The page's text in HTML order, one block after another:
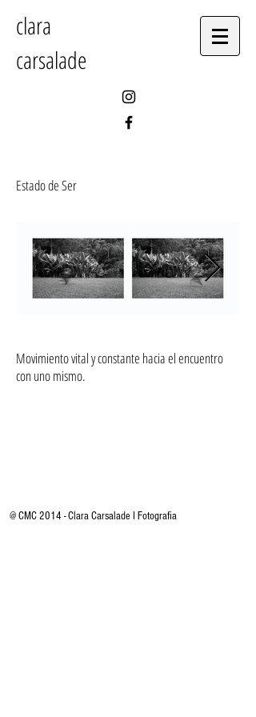
clara
carsalade
Estado de Ser
Movimiento vital y constante hacia el encuentro
con uno mismo.
@ CMC 2014 - Clara Carsalade I Fotografia